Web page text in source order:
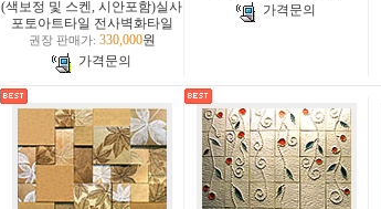
(색보정 및 스켄, 시안포함)실사
포토아트타일 전사벽화타일
권장 판매가: 330,000원
가격문의
가격문의